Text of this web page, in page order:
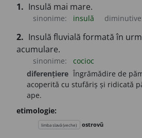
1. Insulă mai mare.
sinonime: insulă
2. Insulă fluvială formată în
acumulare.
sinonime:
cocioc
diferențiere Îngrămădire de
acoperită cu stufăriș și ridicată
ape.
etimologie:
limba slavă (veche) ostrovŭ